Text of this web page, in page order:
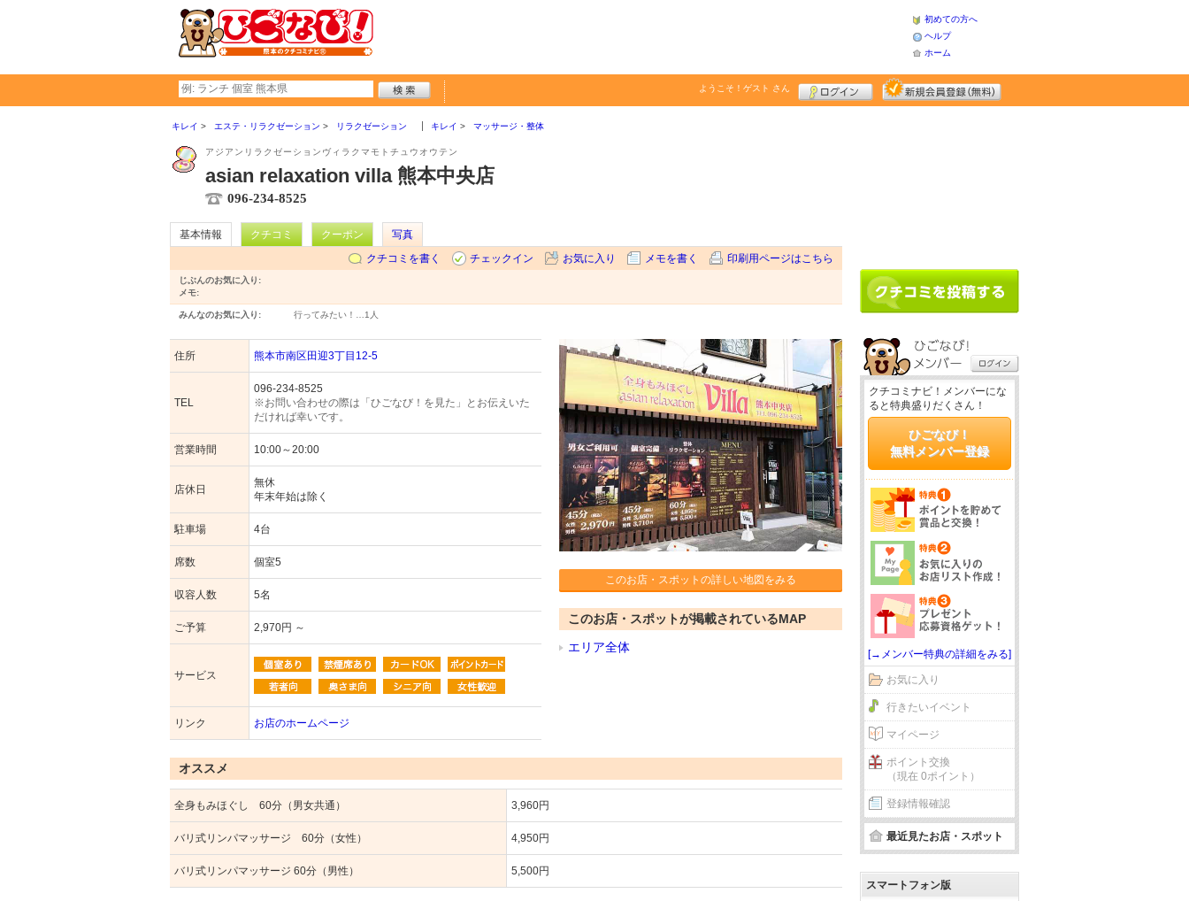
初めての方へ
ヘルプ
ホーム
ようこそ！ ゲスト さん
キレイ エステ・リラクゼーション リラクゼーション キレイ マッサージ・整体
アジアンリラクゼーションヴィラクマモトチュウオウテン
asian relaxation villa 熊本中央店
096-234-8525
基本情報 クチコミ クーポン
写真
クチコミを書く
チェックイン お気に入り メモを書く 印刷用ページはこちら
じぶんのお気に入り:
メモ:
みんなのお気に入り: 行ってみたい！… 1人
住所 熊本市南区田迎3丁目12-5
TEL
096-234-8525
※お問い合わせの際は「ひごなび！を見た」とお伝えいた
だければ幸いです。
営業時間 10:00～20:00
店休日
無休
年末年始は除く
駐車場 4台
席数 個室5
収容人数 5名
ご予算 2,970円 ～
サービス
リンク お店のホームページ
このお店・スポットの詳しい地図をみる
このお店・スポットが掲載されているMAP
エリア全体
オススメ
全身もみほぐし 60分（男女共通） 3,960円
バリ式リンパマッサージ 60分（女性） 4,950円
バリ式リンパマッサージ 60分（男性） 5,500円
クチコミナビ！メンバーにな
ると特典盛りだくさん！
ひごなび！
無料メンバー登録
[→メンバー特典の詳細をみる]
お気に入り
行きたいイベント
マイページ
ポイント交換
（現在 0ポイント）
登録情報確認
最近見たお店・スポット
スマートフォン版